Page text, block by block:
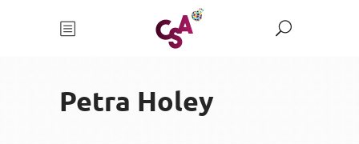
Petra Holey